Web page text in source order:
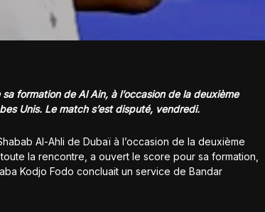
formation de Al Ain, à l’occasion de la deuxième
Unis. Le match s’est disputé, vendredi.
Al-Ahli de Dubaï à l’occasion de la deuxième
la rencontre, a ouvert le score pour sa formation,
Kodjo Fodo concluait un service de Bandar